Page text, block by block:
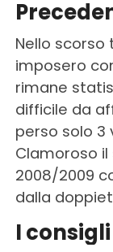
Nello scorso
imposero
rimane
difficile da
perso solo 3
Clamoroso
2008/2009
dalla
I